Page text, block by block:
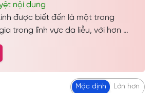
nội dung
được biết đến là một trong
trong lĩnh vực da liễu, với hơn 28
dày dặn trong nghề. Trong suốt
bác sĩ đã thực hiện thành
khắp cả nước, góp phần mang
Mặc định Lớn hơn